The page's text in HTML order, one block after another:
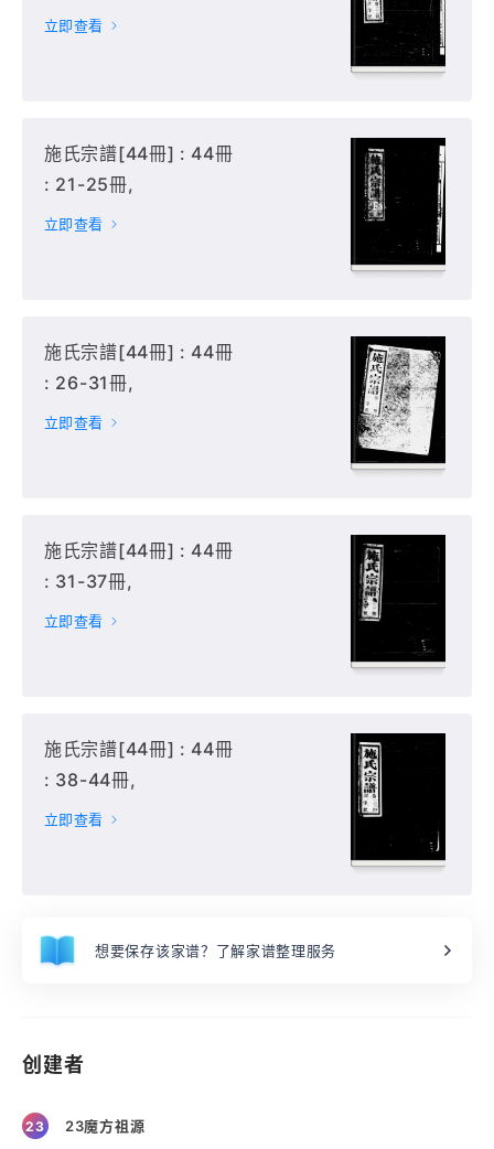
立即查看
施氏宗譜[44冊] : 44冊
: 21-25冊,
立即查看
施氏宗譜[44冊] : 44冊
: 26-31冊,
立即查看
施氏宗譜[44冊] : 44冊
: 31-37冊,
立即查看
施氏宗譜[44冊] : 44冊
: 38-44冊,
立即查看
想要保存该家谱？了解家谱整理服务
创建者
23 23魔方祖源